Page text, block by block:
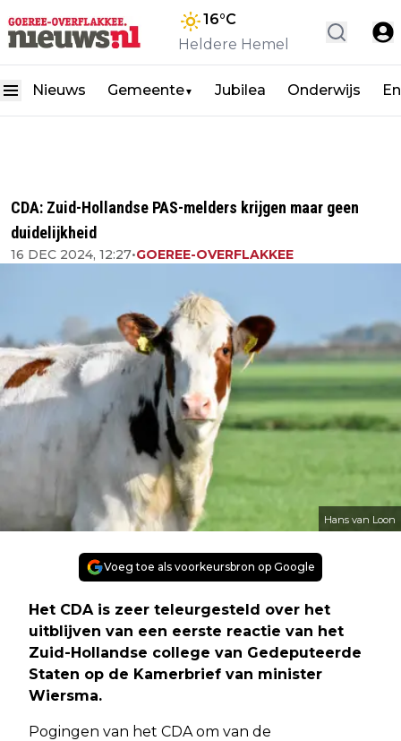
16°C
Heldere Hemel
Nieuws Gemeente▼ Jubilea Onderwijs
CDA: Zuid-Hollandse PAS-melders krijgen maar geen
duidelijkheid
16 DEC 2024, 12:27•GOEREE-OVERFLAKKEE
Hans van Loon
Voeg toe als voorkeursbron op Google
Het CDA is zeer teleurgesteld over het
uitblijven van een eerste reactie van het
Zuid-Hollandse college van Gedeputeerde
Staten op de Kamerbrief van minister
Wiersma.
Pogingen van het CDA om van de